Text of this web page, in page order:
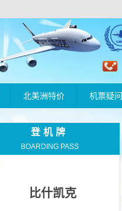
北美洲特价 机票疑问
登机牌
BOARDING PASS
比什凯克